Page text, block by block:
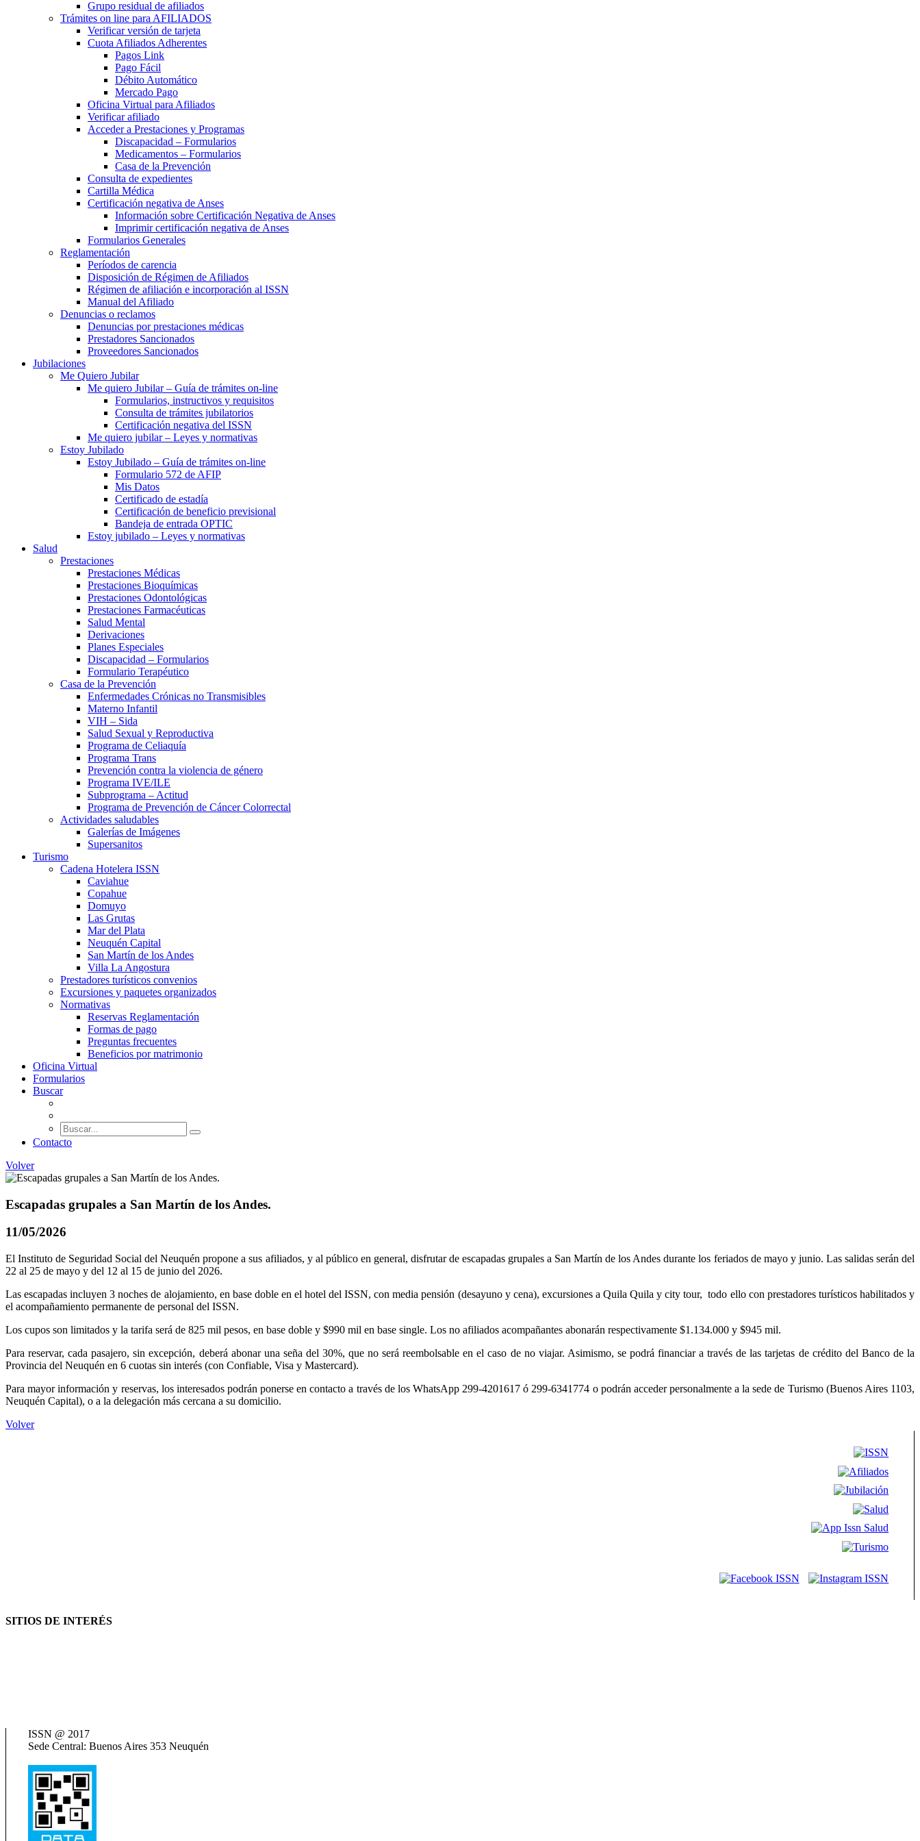
Grupo residual de afiliados
Trámites on line para AFILIADOS
Verificar versión de tarjeta
Cuota Afiliados Adherentes
Pagos Link
Pago Fácil
Débito Automático
Mercado Pago
Oficina Virtual para Afiliados
Verificar afiliado
Acceder a Prestaciones y Programas
Discapacidad – Formularios
Medicamentos – Formularios
Casa de la Prevención
Consulta de expedientes
Cartilla Médica
Certificación negativa de Anses
Información sobre Certificación Negativa de Anses
Imprimir certificación negativa de Anses
Formularios Generales
Reglamentación
Períodos de carencia
Disposición de Régimen de Afiliados
Régimen de afiliación e incorporación al ISSN
Manual del Afiliado
Denuncias o reclamos
Denuncias por prestaciones médicas
Prestadores Sancionados
Proveedores Sancionados
Jubilaciones
Me Quiero Jubilar
Me quiero Jubilar – Guía de trámites on-line
Formularios, instructivos y requisitos
Consulta de trámites jubilatorios
Certificación negativa del ISSN
Me quiero jubilar – Leyes y normativas
Estoy Jubilado
Estoy Jubilado – Guía de trámites on-line
Formulario 572 de AFIP
Mis Datos
Certificado de estadía
Certificación de beneficio previsional
Bandeja de entrada OPTIC
Estoy jubilado – Leyes y normativas
Salud
Prestaciones
Prestaciones Médicas
Prestaciones Bioquímicas
Prestaciones Odontológicas
Prestaciones Farmacéuticas
Salud Mental
Derivaciones
Planes Especiales
Discapacidad – Formularios
Formulario Terapéutico
Casa de la Prevención
Enfermedades Crónicas no Transmisibles
Materno Infantil
VIH – Sida
Salud Sexual y Reproductiva
Programa de Celiaquía
Programa Trans
Prevención contra la violencia de género
Programa IVE/ILE
Subprograma – Actitud
Programa de Prevención de Cáncer Colorrectal
Actividades saludables
Galerías de Imágenes
Supersanitos
Turismo
Cadena Hotelera ISSN
Caviahue
Copahue
Domuyo
Las Grutas
Mar del Plata
Neuquén Capital
San Martín de los Andes
Villa La Angostura
Prestadores turísticos convenios
Excursiones y paquetes organizados
Normativas
Reservas Reglamentación
Formas de pago
Preguntas frecuentes
Beneficios por matrimonio
Oficina Virtual
Formularios
Buscar
Contacto
Volver
Escapadas grupales a San Martín de los Andes.
11/05/2026
El Instituto de Seguridad Social del Neuquén propone a sus afiliados, y al público en general, disfrutar de escapadas grupales a San Martín de los Andes durante los feriados de mayo y junio. Las salidas serán del
22 al 25 de mayo y del 12 al 15 de junio del 2026.
Las escapadas incluyen 3 noches de alojamiento, en base doble en el hotel del ISSN, con media pensión (desayuno y cena), excursiones a Quila Quila y city tour, todo ello con prestadores turísticos habilitados y
el acompañamiento permanente de personal del ISSN.
Los cupos son limitados y la tarifa será de 825 mil pesos, en base doble y $990 mil en base single. Los no afiliados acompañantes abonarán respectivamente $1.134.000 y $945 mil.
Para reservar, cada pasajero, sin excepción, deberá abonar una seña del 30%, que no será reembolsable en el caso de no viajar. Asimismo, se podrá financiar a través de las tarjetas de crédito del Banco de la
Provincia del Neuquén en 6 cuotas sin interés (con Confiable, Visa y Mastercard).
Para mayor información y reservas, los interesados podrán ponerse en contacto a través de los WhatsApp 299-4201617 ó 299-6341774 o podrán acceder personalmente a la sede de Turismo (Buenos Aires 1103,
Neuquén Capital), o a la delegación más cercana a su domicilio.
Volver
SITIOS DE INTERÉS
ISSN @ 2017
Sede Central: Buenos Aires 353 Neuquén